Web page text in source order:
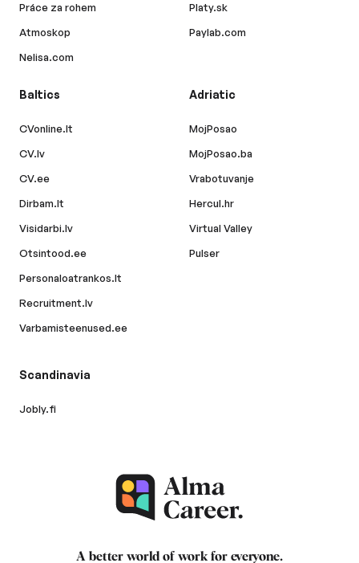
Práce za rohem
Atmoskop
Nelisa.com
Platy.sk
Paylab.com
Baltics
CVonline.lt
CV.lv
CV.ee
Dirbam.lt
Visidarbi.lv
Otsintood.ee
Personaloatrankos.lt
Recruitment.lv
Varbamisteenused.ee
Adriatic
MojPosao
MojPosao.ba
Vrabotuvanje
Hercul.hr
Virtual Valley
Pulser
Scandinavia
Jobly.fi
A better world of work for everyone.